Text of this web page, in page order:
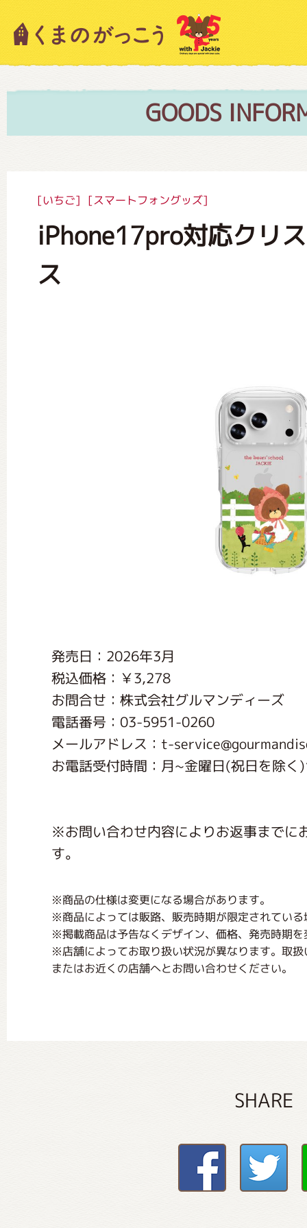
GOODS
[いちご] [スマートフォングッズ]
iPhone17pro対応クリ
ス
発売日：2026年3月
税込価格：￥3,278
お問合せ：株式会社グルマンディーズ
電話番号：03-5951-0260
メールアドレス：t-
お電話受付時間：月~金曜日(祝日を除
※お問い合わせ内容によりお返事までに
す。
※商品の仕様は変更になる場合があります。
※商品によっては販路、販売時期が限定されてい
※掲載商品は予告なくデザイン、価格、発売時期
※店舗によってお取り扱い状況が異なります。取
またはお近くの店舗へとお問い合わせください。
SHARE
キャラクター紹介
絵本・作家紹介
ミュージカル・コンサート
おたのしみコンテンツ(クイズ・
くまのがっこう 家庭科部